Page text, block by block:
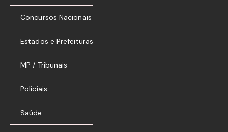
Concursos Nacionais
Estados e Prefeituras
MP / Tribunais
Policiais
Saúde